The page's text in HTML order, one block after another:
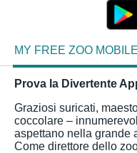
MY FREE ZOO MOBILE
Prova la Divertente
Graziosi suricati,
coccolare –
aspettano nella grande
Come direttore dello